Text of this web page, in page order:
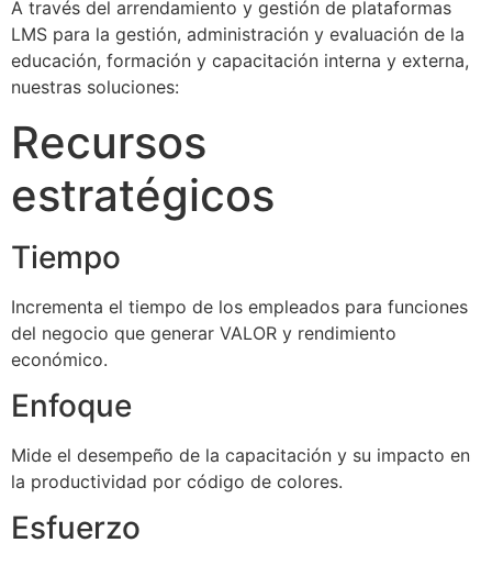
A través del arrendamiento y gestión de plataformas
LMS para la gestión, administración y evaluación de la
educación, formación y capacitación interna y externa,
nuestras soluciones:
Recursos
estratégicos
Tiempo
Incrementa el tiempo de los empleados para funciones
del negocio que generar VALOR y rendimiento
económico.
Enfoque
Mide el desempeño de la capacitación y su impacto en
la productividad por código de colores.
Esfuerzo